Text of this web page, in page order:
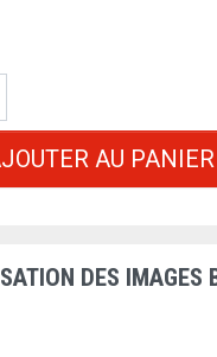
AU PANIER
DES IMAGES